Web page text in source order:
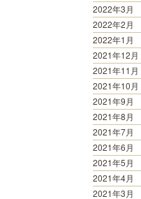
2022年3月
2022年2月
2022年1月
2021年12月
2021年11月
2021年10月
2021年9月
2021年8月
2021年7月
2021年6月
2021年5月
2021年4月
2021年3月